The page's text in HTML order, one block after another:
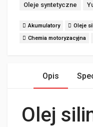
Oleje syntetyczne
Akumulatory Oleje
Chemia motoryzacyjna
Opis
Olej